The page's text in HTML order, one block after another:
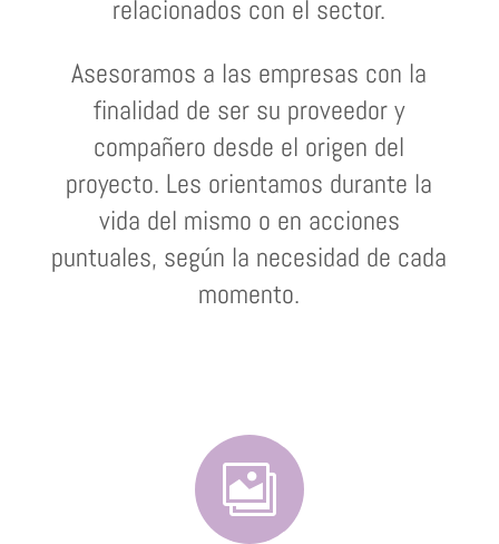
relacionados con el sector.
Asesoramos a las empresas con la
finalidad de ser su proveedor y
compañero desde el origen del
proyecto. Les orientamos durante la
vida del mismo o en acciones
puntuales, según la necesidad de cada
momento.
